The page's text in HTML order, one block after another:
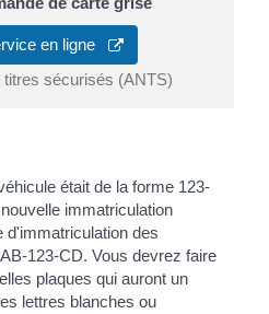
en ligne
sécurisés (ANTS)
était de la forme 123-
immatriculation
d'immatriculation des
123-CD. Vous devrez faire
plaques qui auront un
lettres blanches ou